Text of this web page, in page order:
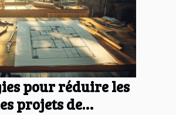
pour réduire les
projets de